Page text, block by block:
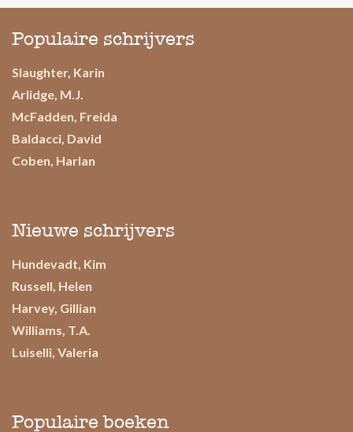
Populaire schrijvers
Slaughter, Karin
Arlidge, M.J.
McFadden, Freida
Baldacci, David
Coben, Harlan
Nieuwe schrijvers
Hundevadt, Kim
Russell, Helen
Harvey, Gillian
Williams, T.A.
Luiselli, Valeria
Populaire boeken